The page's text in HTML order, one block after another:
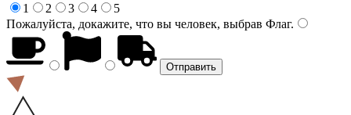
1
2 3 4
5
Пожалуйста, докажите, что вы человек, выбрав Флаг.